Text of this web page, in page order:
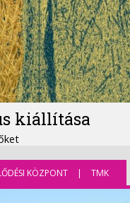
kiállítása
KÖZPONT |
TMK